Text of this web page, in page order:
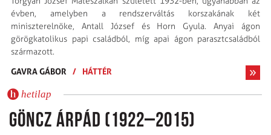
évben, amelyben a rendszerváltás korszakának két
miniszterelnöke, Antall József és Horn Gyula. Anyai ágon
görögkatolikus papi családból, míg apai ágon parasztcsaládból
származott.
GAVRA GÁBOR
/ HÁTTÉR
hetilap
GÖNCZ ÁRPÁD (1922–2015)